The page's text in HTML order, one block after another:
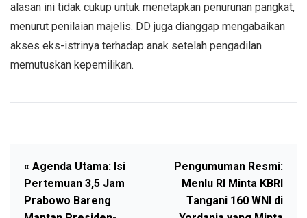
alasan ini tidak cukup untuk menetapkan penurunan pangkat,
menurut penilaian majelis. DD juga dianggap mengabaikan
akses eks-istrinya terhadap anak setelah pengadilan
memutuskan kepemilikan.
« Agenda Utama: Isi
Pertemuan 3,5 Jam
Prabowo Bareng
Pengumuman Resmi:
Menlu RI Minta KBRI
Tangani 160 WNI di